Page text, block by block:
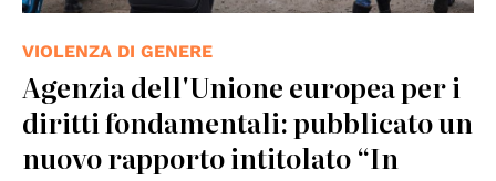
VIOLENZA DI GENERE
Agenzia dell'Unione europea per i
diritti fondamentali: pubblicato un
nuovo rapporto intitolato “In